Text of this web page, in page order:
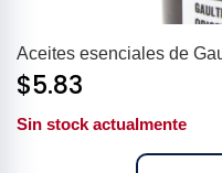
Aceites esenciales de
$5.83
Sin stock actualmente